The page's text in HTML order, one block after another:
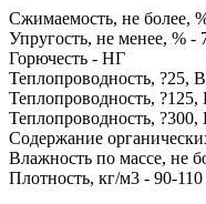
Сжимаемость, не более,
Упругость, не менее, % -
Горючесть - НГ
Теплопроводность, ?25,
Теплопроводность, ?125,
Теплопроводность, ?300,
Содержание
Влажность по массе, не
Плотность, кг/м3 - 90-110